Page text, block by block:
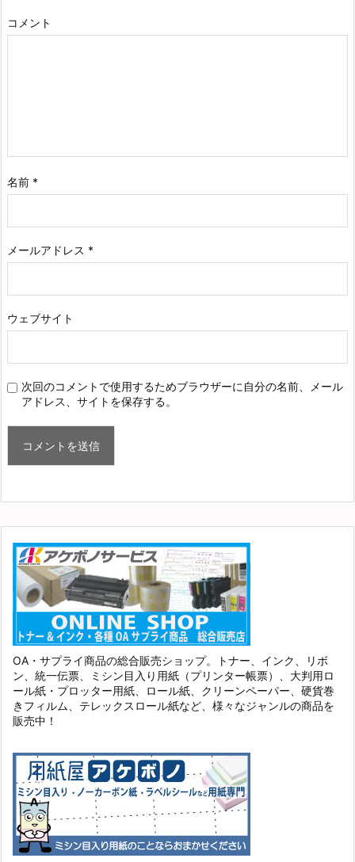
コメント
名前 *
メールアドレス *
ウェブサイト
次回のコメントで使用するためブラウザーに自分の名前、メール
アドレス、サイトを保存する。
OA・サプライ商品の総合販売ショップ。トナー、インク、リボ
ン、統一伝票、ミシン目入り用紙（プリンター帳票）、大判用ロ
ール紙・プロッター用紙、ロール紙、クリーンペーパー、硬貨巻
きフィルム、テレックスロール紙など、様々なジャンルの商品を
販売中！